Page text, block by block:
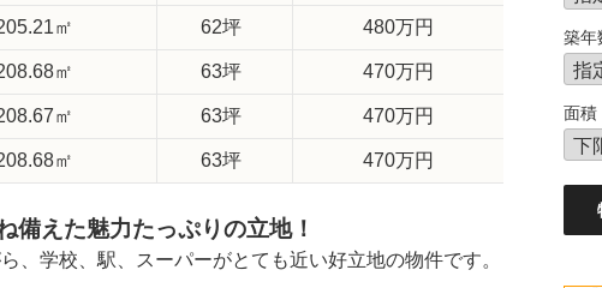
㎡ 62坪 480万円
㎡ 63坪 470万円
㎡ 63坪 470万円
㎡ 63坪 470万円
備えた魅力たっぷりの立地！
、学校、駅、スーパーがとても近い好立地の物件です。
築年
面積